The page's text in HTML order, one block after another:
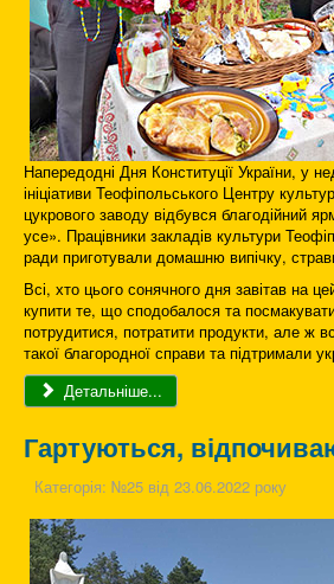
Напередодні Дня Конституції України, у
ініціативи Теофіпольського Центру
цукрового заводу відбувся благодійний
усе». Працівники закладів культури
ради приготували домашню випічку,
Всі, хто цього сонячного дня завітав на
купити те, що сподобалося та
потрудитися, потратити продукти, але ж
такої благородної справи та підтримали
Детальніше...
Гартуються,
Категорія: №25 від 23.06.2022 року